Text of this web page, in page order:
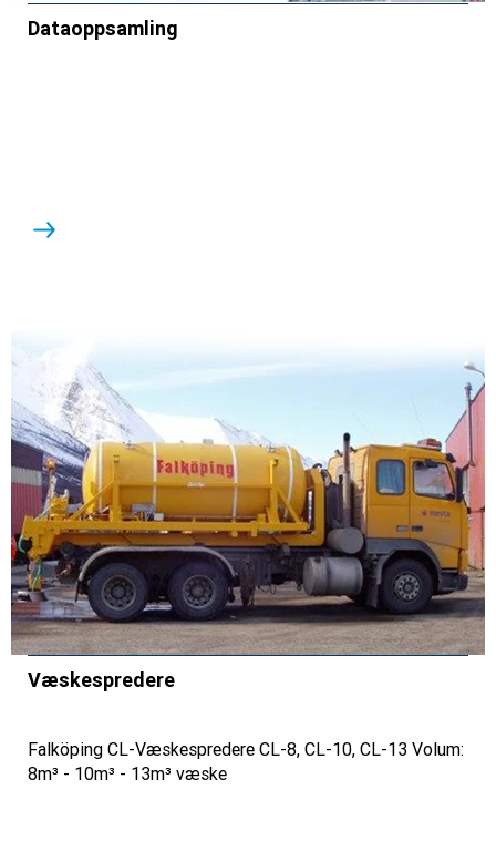
Dataoppsamling
Væskespredere
Falköping CL-Væskespredere CL-8, CL-10, CL-13 Volum:
8m³ - 10m³ - 13m³ væske